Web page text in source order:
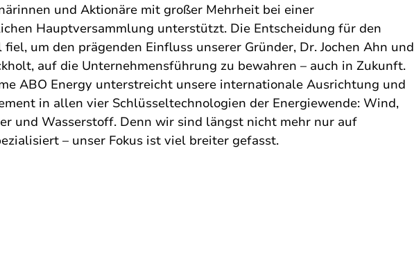
und Aktionäre mit großer Mehrheit bei einer
Hauptversammlung unterstützt. Die Entscheidung für den
fiel, um den prägenden Einfluss unserer Gründer, Dr. Jochen Ahn und
auf die Unternehmensführung zu bewahren – auch in Zukunft.
ABO Energy unterstreicht unsere internationale Ausrichtung und
in allen vier Schlüsseltechnologien der Energiewende: Wind,
und Wasserstoff. Denn wir sind längst nicht mehr nur auf
– unser Fokus ist viel breiter gefasst.